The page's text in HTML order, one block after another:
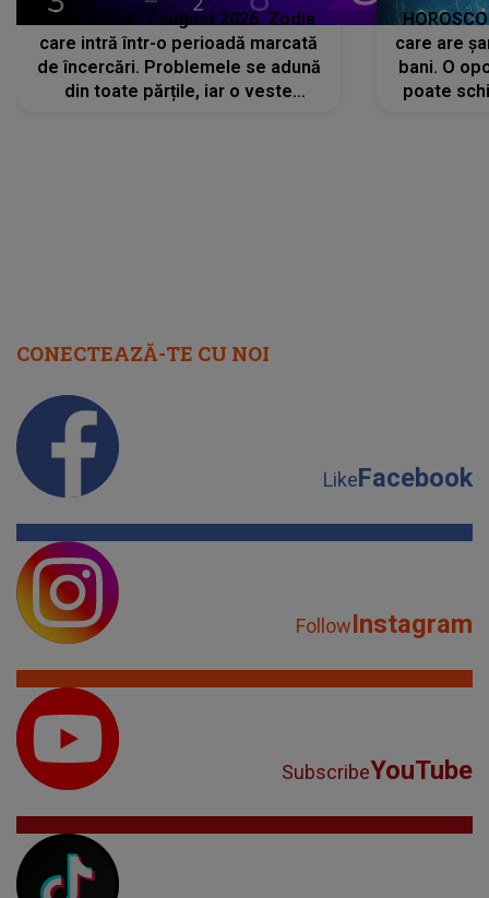
HOROSCOP 7 august 2026. Zodia
care intră într-o perioadă marcată
de încercări. Problemele se adună
din toate părțile, iar o veste
care are
bani. O
poate
CONECTEAZĂ-TE CU NOI
LikeFacebook
FollowInstagram
SubscribeYouTube